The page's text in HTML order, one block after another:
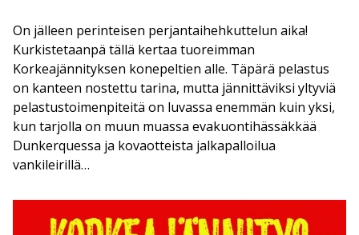
On jälleen perinteisen perjantaihehkuttelun aika!
Kurkistetaanpä tällä kertaa tuoreimman
Korkeajännityksen konepeltien alle. Täpärä pelastus
on kanteen nostettu tarina, mutta jännittäviksi yltyviä
pelastustoimenpiteitä on luvassa enemmän kuin yksi,
kun tarjolla on muun muassa evakuontihässäkkää
Dunkerquessa ja kovaotteista jalkapalloilua
vankileirillä…